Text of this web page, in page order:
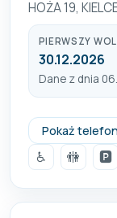
HOŻA 19,
PIERWSZY
30.12.2026
Dane z dnia
Pokaż telefon
♿
🚻 🅿️